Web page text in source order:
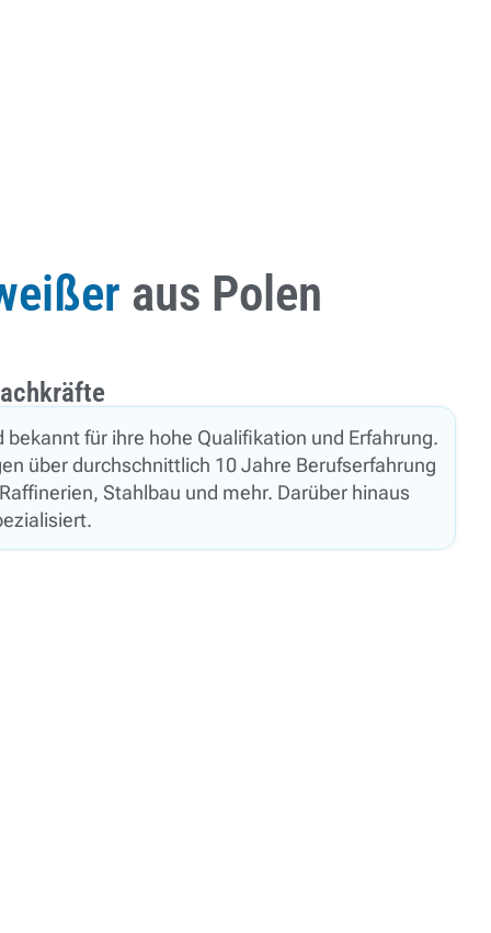
aus Polen
für ihre hohe Qualifikation und Erfahrung.
über durchschnittlich 10 Jahre Berufserfahrung
Stahlbau und mehr. Darüber hinaus